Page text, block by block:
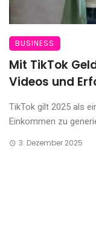
BUSINESS
Mit TikTok
Videos und
TikTok gilt 2025 als
Einkommen zu
3. Dezember 2025